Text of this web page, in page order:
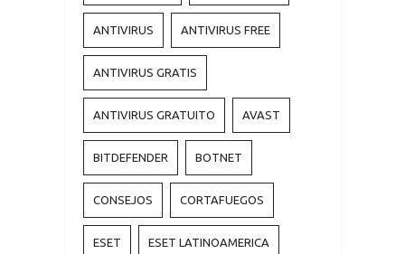
ANTIVIRUS ANTIVIRUS FREE
ANTIVIRUS GRATIS
ANTIVIRUS GRATUITO AVAST
BITDEFENDER BOTNET
CONSEJOS CORTAFUEGOS
ESET ESET LATINOAMERICA